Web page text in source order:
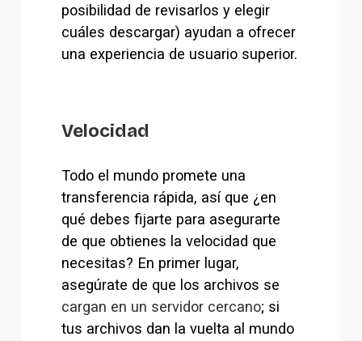
posibilidad de revisarlos y elegir
cuáles descargar) ayudan a ofrecer
una experiencia de usuario superior.
Velocidad
Todo el mundo promete una
transferencia rápida, así que ¿en
qué debes fijarte para asegurarte
de que obtienes la velocidad que
necesitas? En primer lugar,
cargan en un servidor cercano; si
tus archivos dan la vuelta al mundo